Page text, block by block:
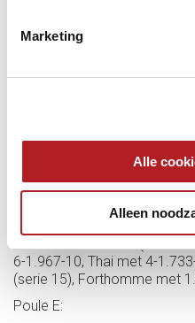
Marketing
Alle
Alleen
Tasdemir. Tayfun finisht op
Poule D:
Het resultaat na twee
uitgeschakeld. Merckx
23, maar verliest daarna
van Merckx in de derde
voor de twee Belgen. Thai,
heeft, verslaat zowel
6-1.967-10, Thai met 4-
(serie 15), Forthomme met
Poule E: